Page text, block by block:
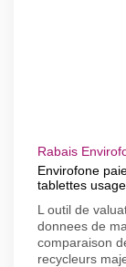
Rabais
Envirofone
tablettes
L outil de
donnees de
comparaison
recycleurs